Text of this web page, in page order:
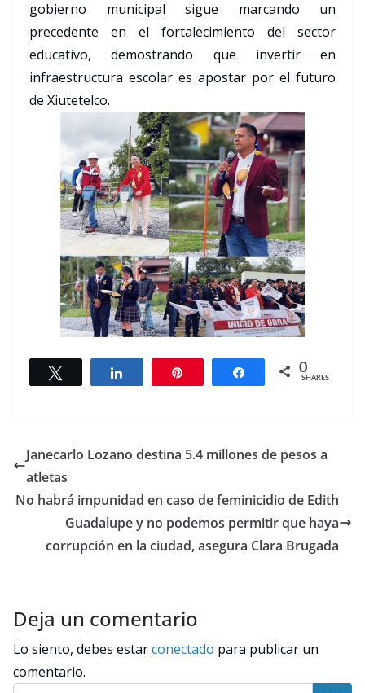
gobierno municipal sigue marcando un
precedente en el fortalecimiento del sector
educativo, demostrando que invertir en
infraestructura escolar es apostar por el futuro
de Xiutetelco.
Share 0
SHARES
Janecarlo Lozano destina 5.4 millones de pesos a
atletas
No habrá impunidad en caso de feminicidio de Edith
Guadalupe y no podemos permitir que haya
corrupción en la ciudad, asegura Clara Brugada
Deja un comentario
Lo siento, debes estarconectado para publicar un
comentario.